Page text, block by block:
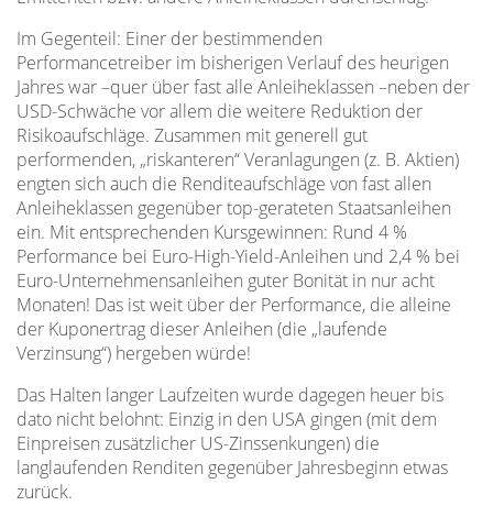
Im Gegenteil: Einer der bestimmenden
Performancetreiber im bisherigen Verlauf des heurigen
Jahres war –quer über fast alle Anleiheklassen –neben der
USD-Schwäche vor allem die weitere Reduktion der
Risikoaufschläge. Zusammen mit generell gut
performenden, „riskanteren“ Veranlagungen (z. B. Aktien)
engten sich auch die Renditeaufschläge von fast allen
Anleiheklassen gegenüber top-gerateten Staatsanleihen
ein. Mit entsprechenden Kursgewinnen: Rund 4 %
Performance bei Euro-High-Yield-Anleihen und 2,4 % bei
Euro-Unternehmensanleihen guter Bonität in nur acht
Monaten! Das ist weit über der Performance, die alleine
der Kuponertrag dieser Anleihen (die „laufende
Verzinsung“) hergeben würde!
Das Halten langer Laufzeiten wurde dagegen heuer bis
dato nicht belohnt: Einzig in den USA gingen (mit dem
Einpreisen zusätzlicher US-Zinssenkungen) die
langlaufenden Renditen gegenüber Jahresbeginn etwas
zurück.